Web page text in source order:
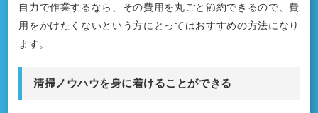
自力で作業するなら、その費用を丸ごと節約できるので、費
用をかけたくないという方にとってはおすすめの方法になり
ます。
清掃ノウハウを身に着けることができる